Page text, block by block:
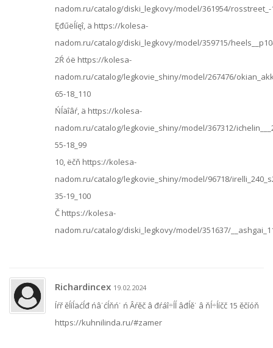
nadom.ru/catalog/diski_legkovy/model/361954/rosstreet_-
Ęđűëĺíęî, ä https://kolesa-
nadom.ru/catalog/diski_legkovy/model/359715/
2Ŕ óë https://kolesa-
nadom.ru/catalog/legkovie_shiny/model/267476/
65-18_110
Ńĺäîâŕ, ä https://kolesa-
nadom.ru/catalog/legkovie_shiny/model/367312/
55-18_99
10, ëčň https://kolesa-
nadom.ru/catalog/legkovie_shiny/model/96718/
35-19_100
Č https://kolesa-
nadom.ru/catalog/diski_legkovy/model/351637/
Richardincex 19.02.2024
Íŕř ěĺíĺäćĺđ ńâ˙ćĺňń˙ ń Âŕěč â đŕáî÷ĺĺ âđĺě˙ â ňĺ÷ĺíčč 15 ěčíóň
https://kuhnilinda.ru/#zamer